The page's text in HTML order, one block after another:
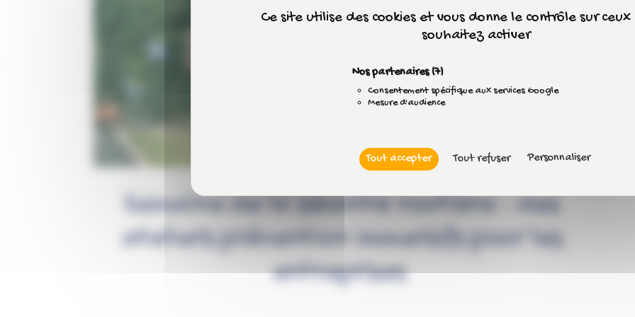
Semaine de la sécurité routière : des
ateliers prévention immersifs pour les
entreprises
Ce site utilise des cookies et vous donne le contrôle sur
souhaitez activer
Nos partenaires(7)
Consentement spécifique aux services Google
Mesure d'audience
Tout accepter Tout refuser Personnaliser